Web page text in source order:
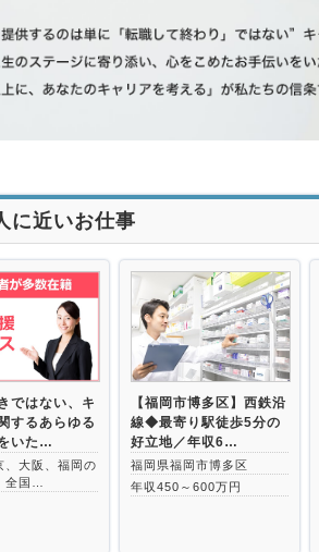
に近いお仕事
ではない、キ
するあらゆる
いた…
、大阪、福岡の
全国…
【福岡市博多区】西鉄沿
線◆最寄り駅徒歩5分の
好立地／年収6…
福岡県福岡市博多区
年収450～600万円